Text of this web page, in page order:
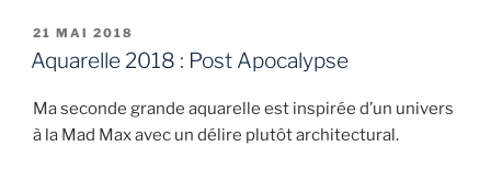
PUBLIÉ
LE
21 MAI 2018
Aquarelle 2018 : Post Apocalypse
Ma seconde grande aquarelle est inspirée d’un univers
à la Mad Max avec un délire plutôt architectural.